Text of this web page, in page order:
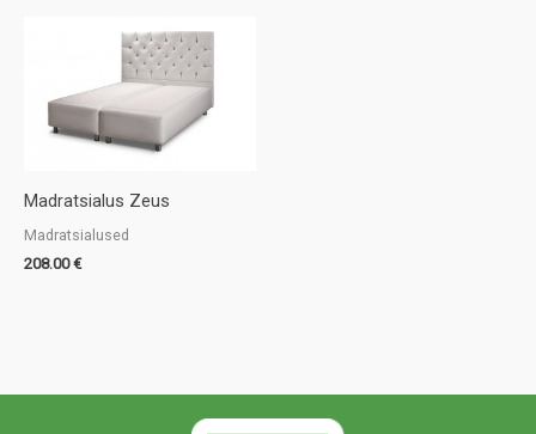
Madratsialus Zeus
Madratsialused
208.00€